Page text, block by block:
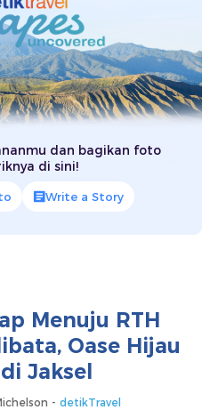
dan bagikan foto
di sini!
Write a Story
Menuju RTH
Oase Hijau
Jaksel
- detikTravel